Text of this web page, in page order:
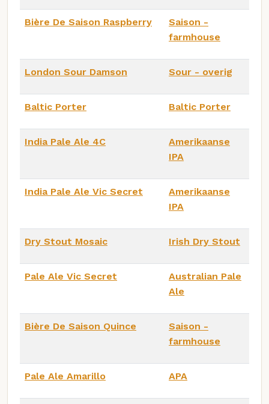
Bière De Saison Raspberry
Saison -
farmhouse
London Sour Damson Sour - overig
Baltic Porter Baltic Porter
India Pale Ale 4C
Amerikaanse
IPA
India Pale Ale Vic Secret
Amerikaanse
IPA
Dry Stout Mosaic Irish Dry Stout
Pale Ale Vic Secret
Australian Pale
Ale
Bière De Saison Quince
Saison -
farmhouse
Pale Ale Amarillo APA